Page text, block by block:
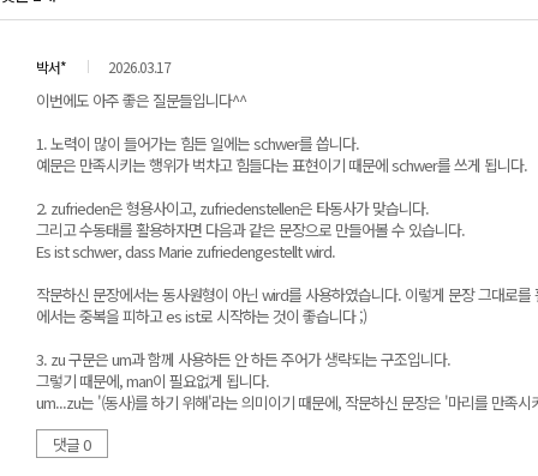
박서* 2026.03.17
이번에도 아주 좋은 질문들입니다^^
1. 노력이 많이 들어가는 힘든 일에는 schwer를 씁니다.
예문은 만족시키는 행위가 벅차고 힘들다는 표현이기 때문에 schwer를 쓰게 됩니다.
2. zufrieden은 형용사이고, zufriedenstellen은 타동사가 맞습니다.
그리고 수동태를 활용하자면 다음과 같은 문장으로 만들어볼 수 있습니다.
Es ist schwer, dass Marie zufriedengestellt wird.
작문하신 문장에서는 동사원형이 아닌 wird를 사용하였습니다. 이렇게 문장 그대로
에서는 중복을 피하고 es ist로 시작하는 것이 좋습니다 ;)
3. zu 구문은 um과 함께 사용하든 안 하든 주어가 생략되는 구조입니다.
그렇기 때문에, man이 필요없게 됩니다.
um...zu는 '(동사)를 하기 위해'라는 의미이기 때문에, 작문하신 문장은 '마리를 만족
댓글 0